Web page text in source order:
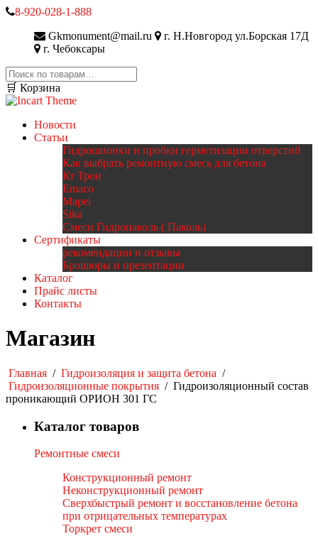
8-920-028-1-888
Gkmonument@mail.ru
г. Н.Новгород ул.Борская 17Д
г. Чебоксары
Искать:
🛒 Корзина
Новости
Статьи
Гидрошпонки и пробки герметизации отверстий
Как выбрать ремонтную смесь для бетона
Кт Трон
Emaco
Mapei
Sika
Смеси Гидропаколь ( Паколь)
Сертификаты
рекомендации и отзывы
Брошюры и презентации
Каталог
Прайс листы
Контакты
Магазин
Главная / Гидроизоляция и защита бетона /
Гидроизоляционные покрытия / Гидроизоляционный состав
проникающий ОРИОН 301 ГС
Каталог товаров
Ремонтные смеси
Конструкционный ремонт
Неконструкционный ремонт
Сверхбыстрый ремонт и восстановление бетона
при отрицательных температурах
Торкрет смеси